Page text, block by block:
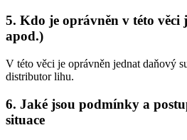
5. Kdo je oprávněn v této věci
apod.)
V této věci je oprávněn jednat daňový
distributor lihu.
6. Jaké jsou podmínky a
situace